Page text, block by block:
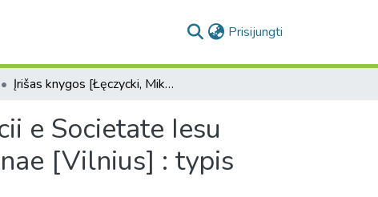
Prisijungti
Įrišas knygos [Łęczycki, Mikołaj. R.p. Nicolai Lancicii e Societate Iesu Media XII ad virtutes initio vitae spiritualis [...]. Vilnae [Vilnius] : typis Academiae Soc. Iesu, 1688.]
e Societate Iesu
[Vilnius] : typis